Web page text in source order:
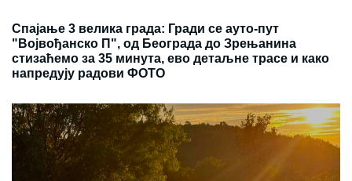
Спајање 3 велика града: Гради се ауто-пут
"Војвођанско П", од Београда до Зрењанина
стизаћемо за 35 минута, ево детаљне трасе и како
напредују радови ФОТО